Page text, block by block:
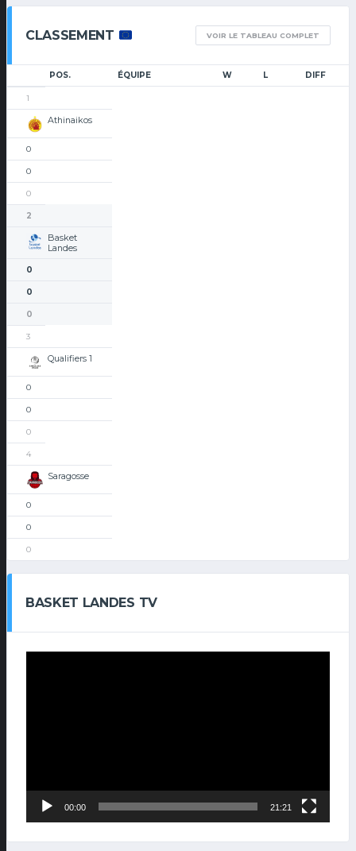
CLASSEMENT VOIR LE TABLEAU COMPLET
POS. ÉQUIPE W L DIFF
1
Athinaikos
0
0
0
2
Basket
Landes
0
0
0
3
Qualifiers 1
0
0
0
4
Saragosse
0
0
0
BASKET LANDES TV
00:00 21:21